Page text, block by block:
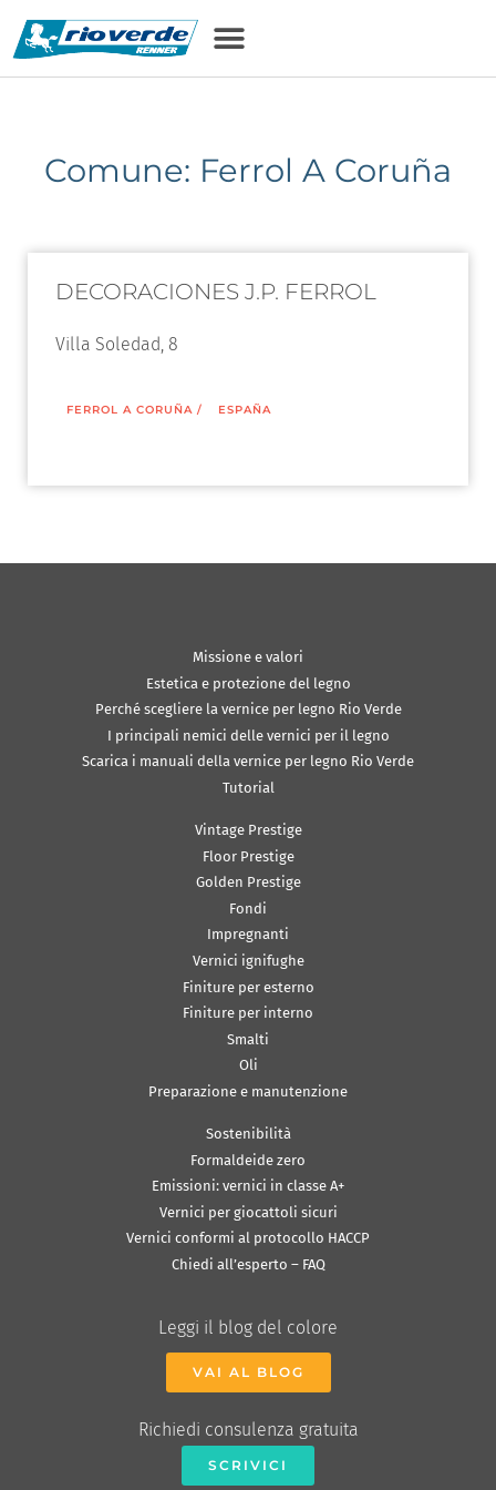
Comune: Ferrol A Coruña
DECORACIONES J.P. FERROL
Villa Soledad, 8
FERROL A CORUÑA / ESPAÑA
Missione e valori
Estetica e protezione del legno
Perché scegliere la vernice per legno Rio Verde
I principali nemici delle vernici per il legno
Scarica i manuali della vernice per legno Rio Verde
Tutorial
Vintage Prestige
Floor Prestige
Golden Prestige
Fondi
Impregnanti
Vernici ignifughe
Finiture per esterno
Finiture per interno
Smalti
Oli
Preparazione e manutenzione
Sostenibilità
Formaldeide zero
Emissioni: vernici in classe A+
Vernici per giocattoli sicuri
Vernici conformi al protocollo HACCP
Chiedi all’esperto – FAQ
Leggi il blog del colore
VAI AL BLOG
Richiedi consulenza gratuita
SCRIVICI